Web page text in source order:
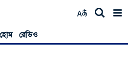
হোম রেডিও